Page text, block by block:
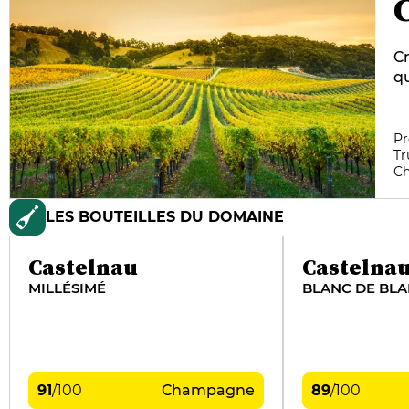
LES BOUTEILLES DU DOMAINE
Castelnau
MILLÉSIMÉ
91/100 Champagne
BLANC DE
89/100